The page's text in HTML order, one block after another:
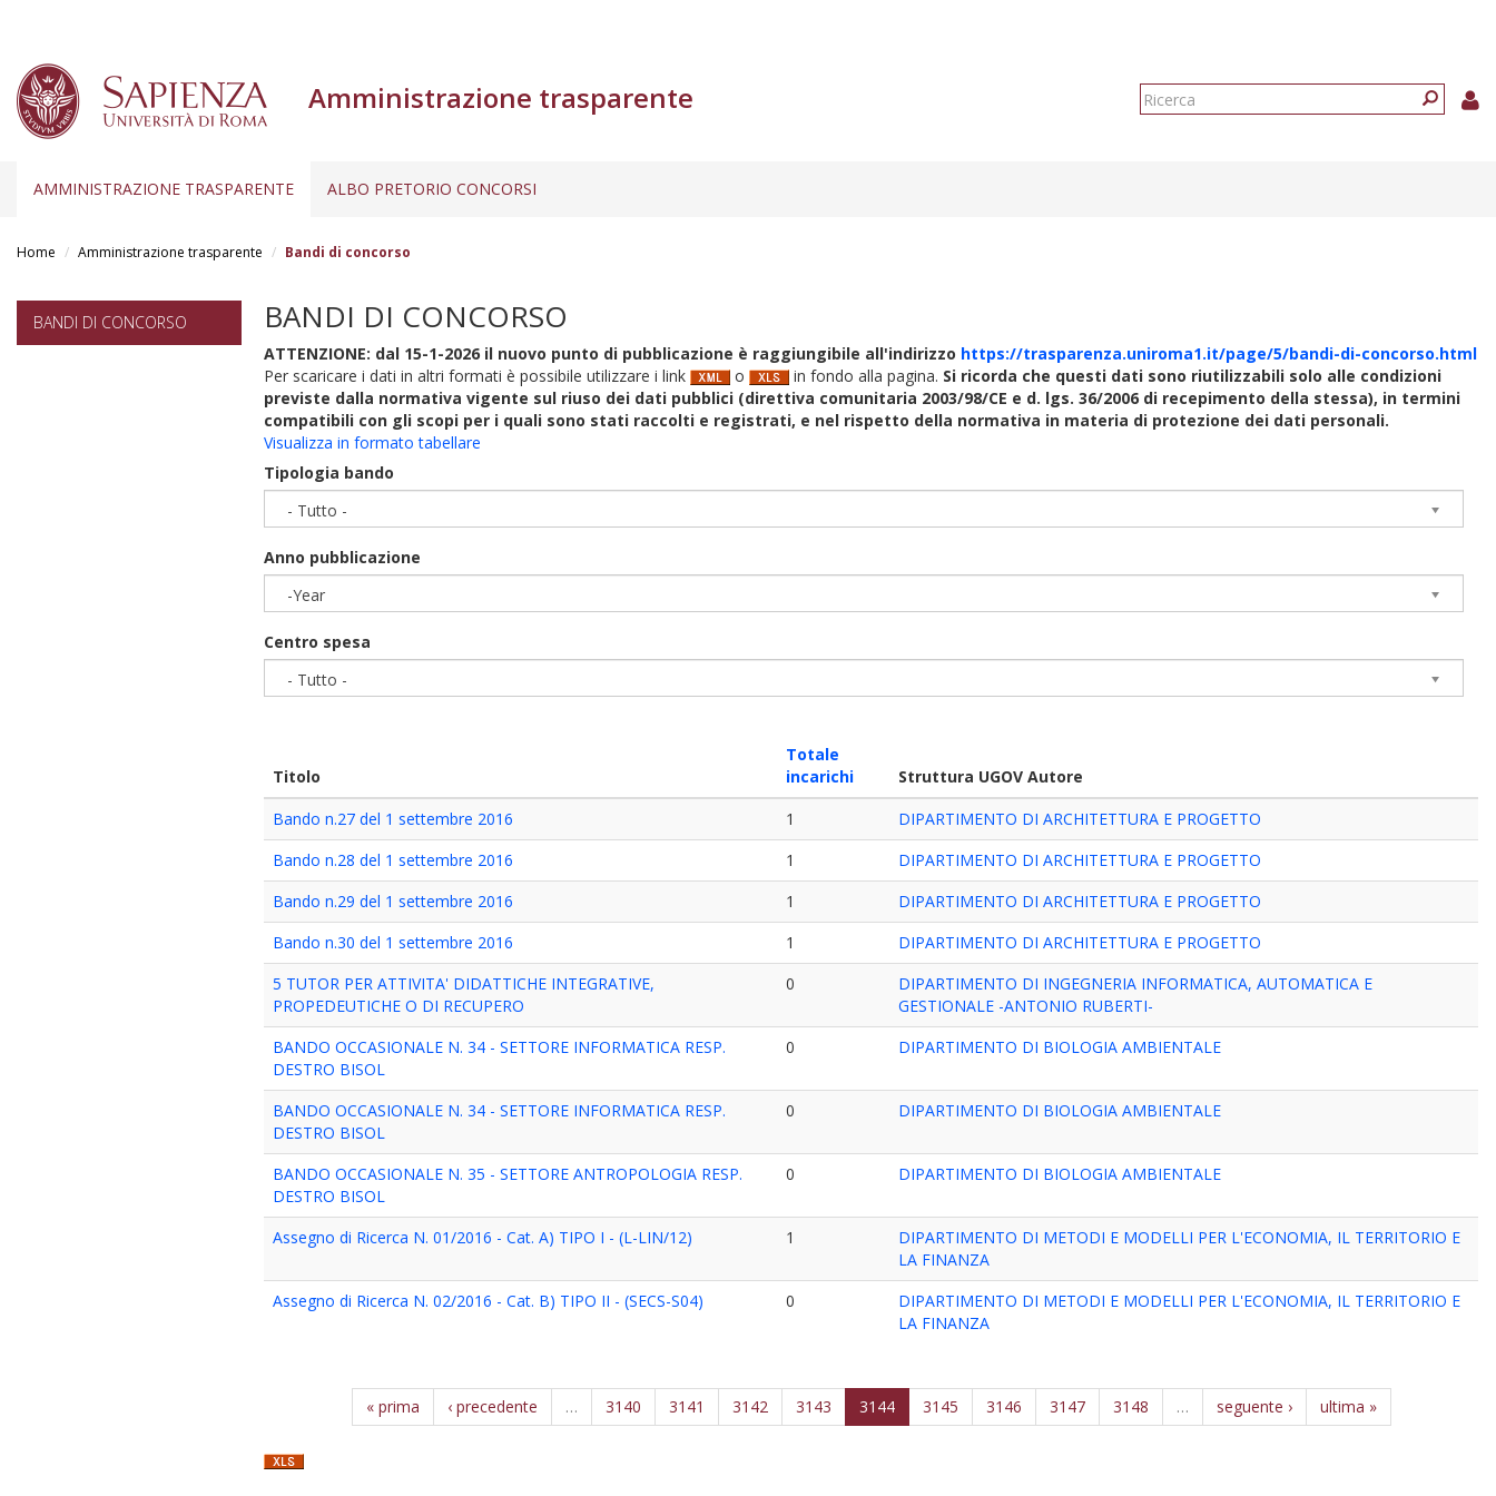
Amministrazione trasparente
Form
AMMINISTRAZIONE TRASPARENTE ALBO PRETORIO CONCORSI
Home Amministrazione trasparente Bandi di concorso
BANDI DI CONCORSO BANDI DI CONCORSO
ATTENZIONE: dal 15-1-2026 il nuovo punto di pubblicazione è raggiungibile all'indirizzo https://trasparenza.uniroma1.it/page/5/bandi-di-concorso.html
Per scaricare i dati in altri formati è possibile utilizzare i link
o in fondo alla pagina. Si ricorda che questi dati sono riutilizzabili solo alle condizioni
previste dalla normativa vigente sul riuso dei dati pubblici (direttiva comunitaria 2003/98/CE e d. lgs. 36/2006 di recepimento della stessa), in termini
compatibili con gli scopi per i quali sono stati raccolti e registrati, e nel rispetto della normativa in materia di protezione dei dati personali.
Visualizza in formato tabellare
Tipologia bando
- Tutto -
Anno pubblicazione
-Year
Centro spesa
- Tutto -
Titolo
Totale
incarichi
Struttura UGOV Autore
Bando n.27 del 1 settembre 2016
1
DIPARTIMENTO DI ARCHITETTURA E PROGETTO
Bando n.28 del 1 settembre 2016
1
DIPARTIMENTO DI ARCHITETTURA E PROGETTO
Bando n.29 del 1 settembre 2016
1
DIPARTIMENTO DI ARCHITETTURA E PROGETTO
Bando n.30 del 1 settembre 2016
1
DIPARTIMENTO DI ARCHITETTURA E PROGETTO
5 TUTOR PER ATTIVITA' DIDATTICHE INTEGRATIVE,
PROPEDEUTICHE O DI RECUPERO
0
DIPARTIMENTO DI INGEGNERIA INFORMATICA, AUTOMATICA E
GESTIONALE -ANTONIO RUBERTI-
BANDO OCCASIONALE N. 34 - SETTORE INFORMATICA RESP.
DESTRO BISOL
0 DIPARTIMENTO DI BIOLOGIA AMBIENTALE
BANDO OCCASIONALE N. 34 - SETTORE INFORMATICA RESP.
DESTRO BISOL
0 DIPARTIMENTO DI BIOLOGIA AMBIENTALE
BANDO OCCASIONALE N. 35 - SETTORE ANTROPOLOGIA RESP.
DESTRO BISOL
0 DIPARTIMENTO DI BIOLOGIA AMBIENTALE
Assegno di Ricerca N. 01/2016 - Cat. A) TIPO I - (L-LIN/12) 1
DIPARTIMENTO DI METODI E MODELLI PER L'ECONOMIA, IL TERRITORIO E
LA FINANZA
Assegno di Ricerca N. 02/2016 - Cat. B) TIPO II - (SECS-S04)
0
DIPARTIMENTO DI METODI E MODELLI PER L'ECONOMIA, IL TERRITORIO E
LA FINANZA
« prima ‹ precedente … 3140 3141 3142 3143 3144 3145 3146 3147 3148 … seguente › ultima »